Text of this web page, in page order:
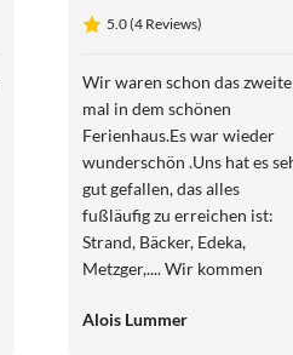
paradise
5.0 (4 Reviews)
Wir waren schon das zweite
mal in dem schönen
Ferienhaus.Es war wieder
wunderschön .Uns hat es
gut gefallen, das alles
fußläufig zu erreichen ist:
Strand, Bäcker, Edeka,
Metzger,.... Wir kommen
Föhrverrückten.
Alois Lummer